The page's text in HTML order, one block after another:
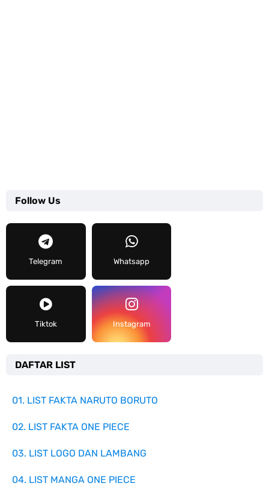
Follow Us
Telegram Whatsapp
Tiktok Instagram
DAFTAR LIST
01. LIST FAKTA NARUTO BORUTO
02. LIST FAKTA ONE PIECE
03. LIST LOGO DAN LAMBANG
04. LIST MANGA ONE PIECE